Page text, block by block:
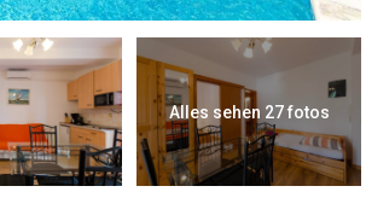
Alles sehen 27 fotos